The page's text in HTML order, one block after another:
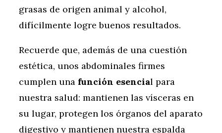
grasas de origen animal y alcohol,
difícilmente logre buenos resultados.
Recuerde que, además de una cuestión
estética, unos abdominales firmes
cumplen una función esencial para
nuestra salud: mantienen las vísceras en
su lugar, protegen los órganos del aparato
digestivo y mantienen nuestra espalda